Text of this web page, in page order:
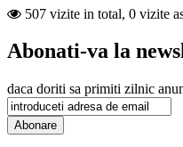
507 vizite in total, 0 vizite
Abonati-va la
daca doriti sa primiti zilnic